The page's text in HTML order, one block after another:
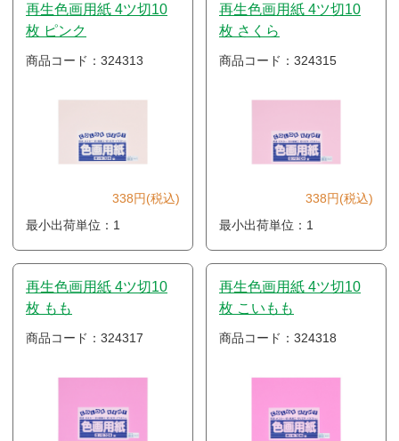
再生色画用紙 4ツ切10
枚 ピンク
商品コード：324313
338円(税込)
最小出荷単位：1
再生色画用紙 4ツ切10
枚 さくら
商品コード：324315
338円(税込)
最小出荷単位：1
再生色画用紙 4ツ切10
枚 もも
商品コード：324317
再生色画用紙 4ツ切10
枚 こいもも
商品コード：324318